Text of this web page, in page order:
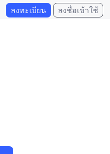
ลงทะเบียน ลงชื่อเข้าใช้